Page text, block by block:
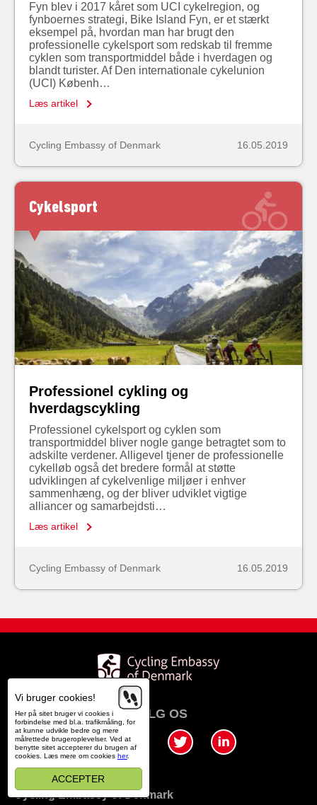
Fyn blev i 2017 kåret som UCI cykelregion, og
fynboernes strategi, Bike Island Fyn, er et stærkt
eksempel på, hvordan man har brugt den
professionelle cykelsport som redskab til fremme
cyklen som transportmiddel både i hverdagen og
blandt turister. Af Den internationale cykelunion
(UCI) Københ…
Læs artikel
Cycling Embassy of Denmark 16.05.2019
Cykelsport
Professionel cykling og
hverdagscykling
Professionel cykelsport og cyklen som
transportmiddel bliver nogle gange betragtet som to
adskilte verdener. Alligevel tjener de professionelle
cykelløb også det bredere formål at støtte
udviklingen af cykelvenlige miljøer i enhver
sammenhæng, og der bliver udviklet vigtige
alliancer og samarbejdsti…
Læs artikel
Cycling Embassy of Denmark 16.05.2019
FØLG OS
Cycling Embassy of Denmark
Vi bruger cookies!
Her på sitet bruger vi cookies i
forbindelse med bl.a. trafikmåling, for
at kunne udvikle bedre og mere
målrettede brugeroplevelser. Ved at
benytte sitet accepterer du brugen af
cookies. Læs mere om cookies her.
ACCEPTER